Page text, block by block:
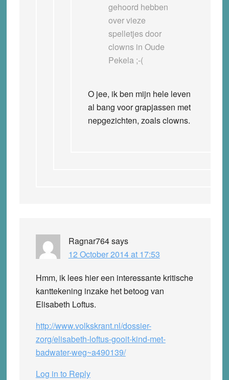
gehoord hebben
over vieze
spelletjes door
clowns in Oude
Pekela ;-(
O jee, ik ben mijn hele leven
al bang voor grapjassen met
nepgezichten, zoals clowns.
Ragnar764says
12 October 2014 at 17:53
Hmm, ik lees hier een interessante kritische
kanttekening inzake het betoog van
Elisabeth Loftus.
http://www.volkskrant.nl/dossier-
zorg/elisabeth-loftus-gooit-kind-met-
badwater-weg~a490139/
Log in to Reply